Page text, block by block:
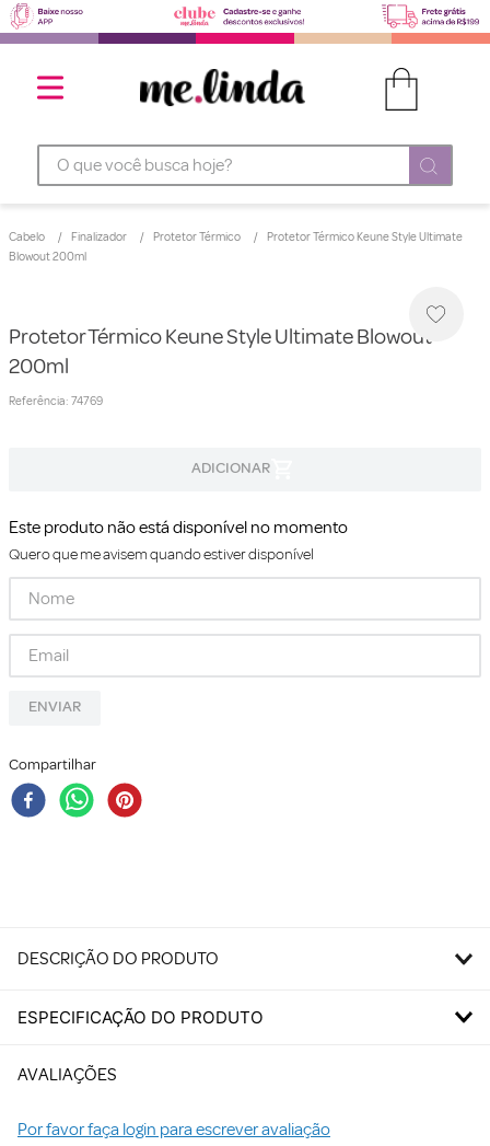
O que você busca hoje?
Cabelo Finalizador Protetor Térmico
Protetor Térmico Keune Style Ultimate
Blowout 200ml
Protetor Térmico Keune Style Ultimate Blowout
200ml
Referência: 74769
Este produto não está disponível no momento
Quero que me avisem quando estiver disponível
ENVIAR
Compartilhar
DESCRIÇÃO DO PRODUTO
ESPECIFICAÇÃO DO PRODUTO
AVALIAÇÕES
Por favor faça login para escrever avaliação